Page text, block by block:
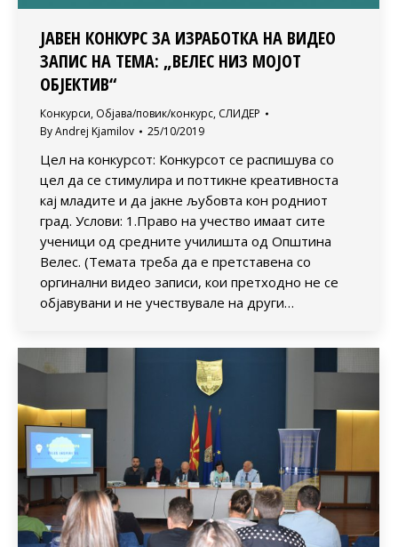
ЈАВЕН КОНКУРС ЗА ИЗРАБОТКА НА ВИДЕО
ЗАПИС НА ТЕМА: „ВЕЛЕС НИЗ МОЈОТ
ОБЈЕКТИВ“
Конкурси, Објава/повик/конкурс, СЛИДЕР
ByAndrej Kjamilov 25/10/2019
Цел на конкурсот: Конкурсот се распишува со
цел да се стимулира и поттикне креативноста
кај младите и да јакне љубовта кон родниот
град. Услови: 1.Право на учество имаат сите
ученици од средните училишта од Општина
Велес. (Темата треба да е претставена со
оргинални видео записи, кои претходно не се
објавувани и не учествувале на други…